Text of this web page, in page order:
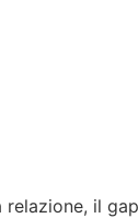
relazione, il